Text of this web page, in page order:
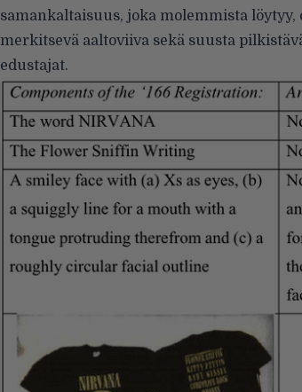
samankaltaisuus, joka molemmista
merkitsevä aaltoviiva sekä suusta
edustajat.